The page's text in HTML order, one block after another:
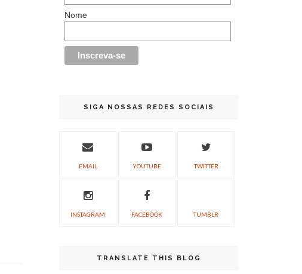
Nome
SIGA NOSSAS REDES SOCIAIS
EMAIL YOUTUBE TWITTER
INSTAGRAM FACEBOOK TUMBLR
TRANSLATE THIS BLOG